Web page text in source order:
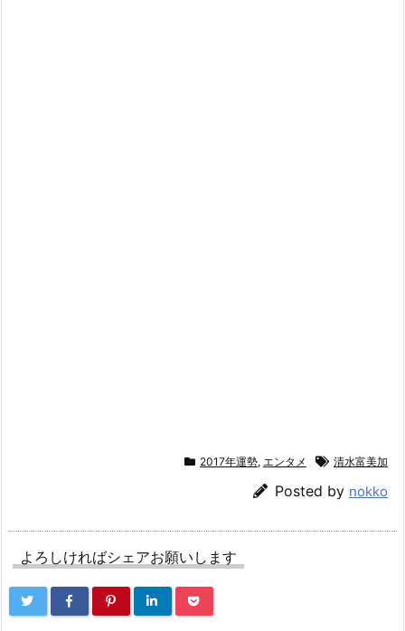
2017年運勢, エンタメ 清水富美加
Posted by nokko
よろしければシェアお願いします